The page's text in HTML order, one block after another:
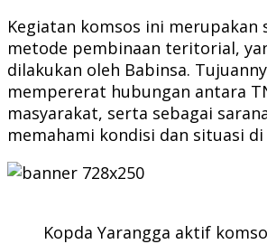
Kegiatan komsos ini merupakan
metode pembinaan teritorial,
dilakukan oleh Babinsa.
mempererat hubungan antara
masyarakat, serta sebagai
memahami kondisi dan situasi
Kopda Yarangga aktif